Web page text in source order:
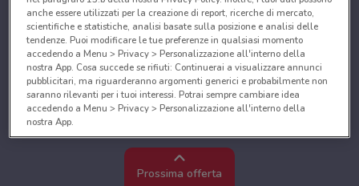
Prossima offerta
anche essere utilizzati per la creazione di report, ricerche di mercato,
scientifiche e statistiche, analisi basate sulla posizione e analisi delle
tendenze. Puoi modificare le tue preferenze in qualsiasi momento
accedendo a Menu > Privacy > Personalizzazione all'interno della
nostra App. Cosa succede se rifiuti: Continuerai a visualizzare annunci
pubblicitari, ma riguarderanno argomenti generici e probabilmente non
saranno rilevanti per i tuoi interessi. Potrai sempre cambiare idea
accedendo a Menu > Privacy > Personalizzazione all'interno della
nostra App.
Noi e i nostri partner trattiamo i dati per fornire:
Utilizzare dati di geolocalizzazione precisi. Scansione attiva delle
caratteristiche del dispositivo ai fini dell’identificazione. Archiviare